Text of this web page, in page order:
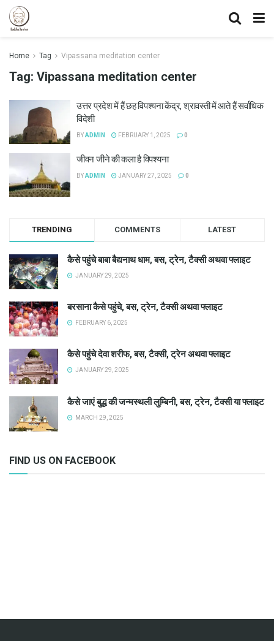
Home Tag Vipassana meditation center
Tag: Vipassana meditation center
उत्तर प्रदेश में हैं छह विपश्यना केंद्र, श्रावस्ती में आते हैं सर्वाधिक
विदेशी
BYADMIN FEBRUARY 1, 2025 0
जीवन जीने की कला है विपश्यना
BYADMIN JANUARY 27, 2025 0
TRENDING COMMENTS LATEST
कैसे पहुंचे बाबा बैद्यनाथ धाम, बस, ट्रेन, टैक्सी अथवा फ्लाइट
JANUARY 29, 2025
बरसाना कैसे पहुंचे, बस, ट्रेन, टैक्सी अथवा फ्लाइट
FEBRUARY 6, 2025
कैसे पहुंचे देवा शरीफ, बस, टैक्सी, ट्रेन अथवा फ्लाइट
JANUARY 29, 2025
कैसे जाएं बुद्ध की जन्मस्थली लुम्बिनी, बस, ट्रेन, टैक्सी या फ्लाइट
MARCH 29, 2025
FIND US ON FACEBOOK